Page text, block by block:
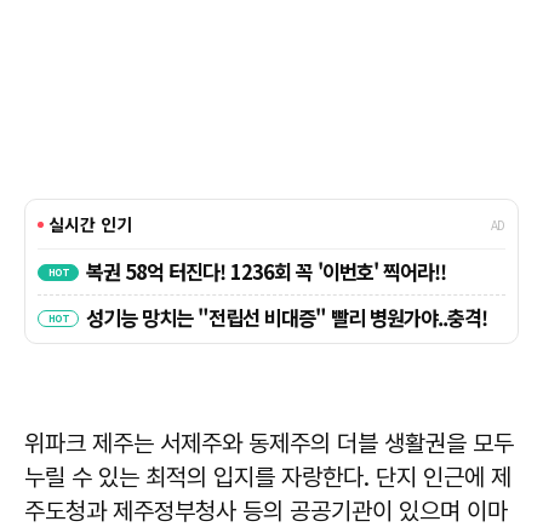
위파크 제주는 서제주와 동제주의 더블 생활권을 모두
누릴 수 있는 최적의 입지를 자랑한다. 단지 인근에 제
주도청과 제주정부청사 등의 공공기관이 있으며 이마